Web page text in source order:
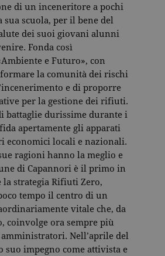
di un inceneritore a pochi
scuola, per il bene del
dei suoi giovani alunni
Fonda così
e Futuro», con
la comunità dei rischi
e di proporre
per la gestione dei rifiuti.
battaglie durissime durante i
apertamente gli apparati
economici locali e nazionali.
ragioni hanno la meglio e
di Capannori è il primo in
la strategia Rifiuti Zero,
tempo il centro di un
vitale che, da
coinvolge ora sempre più
Nell’aprile del
suo impegno come attivista e